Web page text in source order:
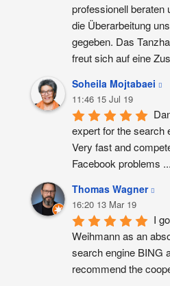
professionell beraten
die Überarbeitung
gegeben. Das
freut sich auf eine
Soheila Mojtabaei
11:46 15 Jul 19
expert for the search
Very fast and
Facebook problems
Thomas Wagner
16:20 13 Mar 19
I
Weihmann as an
search engine BING
recommend the